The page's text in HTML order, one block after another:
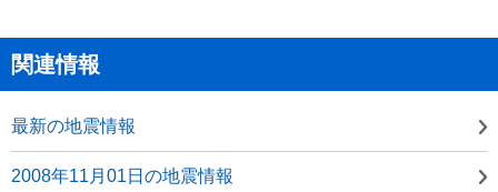
関連情報
最新の地震情報
2008年11月01日の地震情報